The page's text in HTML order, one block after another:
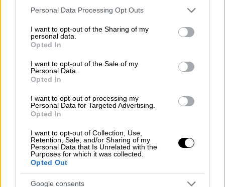
Please note that this website/app uses one or more Google
not limited to your visit or usage behaviour. You may click to
grant or deny consent to Google and its third-party tags to
use your data for below specified purposes in below Google
consent section.
Personal Data Processing Opt Outs
I want to opt-out of the Sharing of my
personal data.
Opted In
I want to opt-out of the Sale of my
Personal Data.
Opted In
I want to opt-out of processing my
Personal Data for Targeted Advertising.
Opted In
I want to opt-out of Collection, Use,
Retention, Sale, and/or Sharing of my
Personal Data that Is Unrelated with the
Purposes for which it was collected.
Opted Out
Google consents
αγαπημένα. Χθες εδώ ήταν ο γιος μου, στο
σπίτι μου, εδώ ήτανε», ενώ τόνισε πως ο
γιος του δεν είχε εκφράσει καμία ανησυχία
για την αδελφή του. «Δεν είπε τίποτα κακό»,
είπε χαρακτηριστικά. Επιπλέον, δήλωσε πως
είχε καλή σχέση τόσο προσωπική όσο και
σχέσεις και οικονομικά και την στήριξα και
όλα, μια ζωή ολόκληρη, και εγώ και ο γιος
μου».
«Όχι, τι προβλήματα; Δεν είχε
προβλήματα»